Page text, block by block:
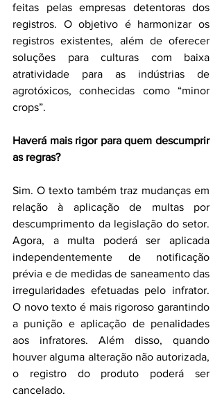
feitas pelas empresas detentoras dos
registros. O objetivo é harmonizar os
registros existentes, além de oferecer
soluções para culturas com baixa
atratividade para as indústrias de
agrotóxicos, conhecidas como “minor
crops”.
Haverá mais rigor para quem descumprir
as regras?
Sim. O texto também traz mudanças em
relação à aplicação de multas por
descumprimento da legislação do setor.
Agora, a multa poderá ser aplicada
independentemente de notificação
prévia e de medidas de saneamento das
irregularidades efetuadas pelo infrator.
O novo texto é mais rigoroso garantindo
a punição e aplicação de penalidades
aos infratores. Além disso, quando
houver alguma alteração não autorizada,
o registro do produto poderá ser
cancelado.